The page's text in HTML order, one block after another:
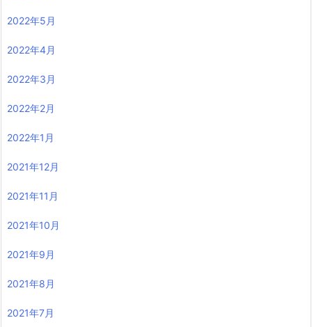
2022年5月
2022年4月
2022年3月
2022年2月
2022年1月
2021年12月
2021年11月
2021年10月
2021年9月
2021年8月
2021年7月